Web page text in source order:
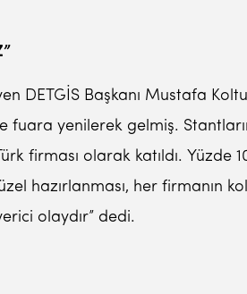
DETGİS Başkanı Mustafa
yenilerek gelmiş.
firması olarak katıldı. Yüzde
hazırlanması, her firmanın
olaydır” dedi.